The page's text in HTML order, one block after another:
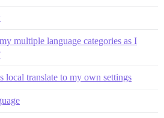
multiple language categories as I
local translate to my own settings